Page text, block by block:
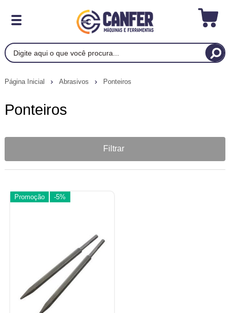
Página Inicial Abrasivos Ponteiros
Ponteiros
Filtrar
Promoção -5%